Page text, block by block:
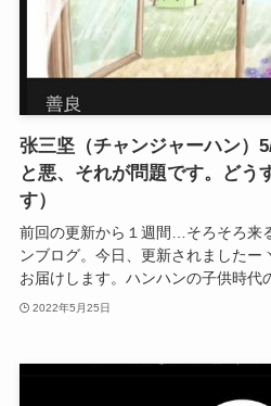
张三坚（チャンジャーハン）
と悪、それが問題です。どう
す）
前回の更新から１週間…そろそろ来
ンブログ。今日、更新されましたー
お届けします。ハンハンの子供時代
2022年5月25日